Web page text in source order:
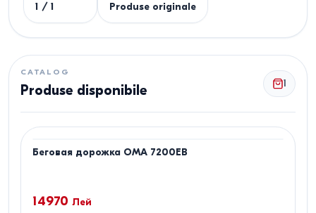
1 / 1 Produse originale
CATALOG
Produse disponibile 1
Беговая дорожка OMA 7200EB
14970 Лей